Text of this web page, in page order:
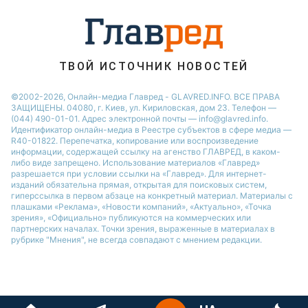
Новости Одессы
Новости Ровно
ТВОЙ ИСТОЧНИК НОВОСТЕЙ
©2002-2026, Онлайн-медиа Главред - GLAVRED.INFO. ВСЕ ПРАВА
ЗАЩИЩЕНЫ. 04080, г. Киев, ул. Кириловская, дом 23. Телефон —
(044) 490-01-01. Адрес электронной почты — info@glavred.info.
Идентификатор онлайн-медиа в Реестре cубъектов в сфере медиа —
R40-01822. Перепечатка, копирование или воспроизведение
информации, содержащей ссылку на агенство ГЛАВРЕД, в каком-
либо виде запрещено. Использование материалов «Главред»
разрешается при условии ссылки на «Главред». Для интернет-
изданий обязательна прямая, открытая для поисковых систем,
гиперссылка в первом абзаце на конкретный материал. Материалы с
плашками «Реклама», «Новости компаний», «Актуально», «Точка
зрения», «Официально» публикуются на коммерческих или
партнерских началах. Точки зрения, выраженные в материалах в
рубрике "Мнения", не всегда совпадают с мнением редакции.